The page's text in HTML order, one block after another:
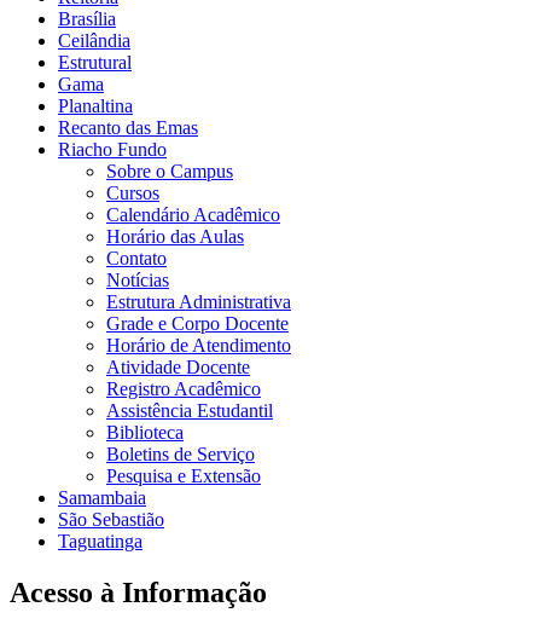
Brasília
Ceilândia
Estrutural
Gama
Planaltina
Recanto das Emas
Riacho Fundo
Sobre o Campus
Cursos
Calendário Acadêmico
Horário das Aulas
Contato
Notícias
Estrutura Administrativa
Grade e Corpo Docente
Horário de Atendimento
Atividade Docente
Registro Acadêmico
Assistência Estudantil
Biblioteca
Boletins de Serviço
Pesquisa e Extensão
Samambaia
São Sebastião
Taguatinga
Acesso à Informação